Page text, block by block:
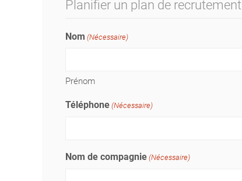
Planifier un plan de recrutement
Nom (Nécessaire)
Prénom
Téléphone (Nécessaire)
Nom de compagnie (Nécessaire)